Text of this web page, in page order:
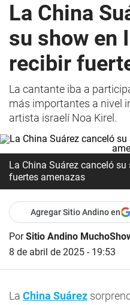
La China
su show en
recibir
La cantante iba a
más importantes a nivel
artista israelí Noa Kirel.
La China Suárez canceló
fuertes amenazas
Agregar Sitio Andino en
PorSitio Andino
8 de abril de 2025 - 19:53
La China Suárez